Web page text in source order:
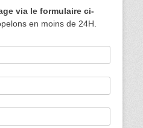
via le formulaire ci-
en moins de 24H.